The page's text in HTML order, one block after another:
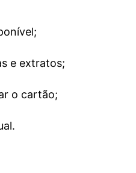
e extratos;
o cartão;